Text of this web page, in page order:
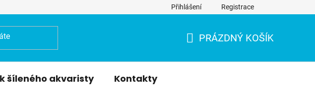
ochrany osobních údajů Přihlášení Registrace
PRÁZDNÝ KOŠÍK
šíleného akvaristy Kontakty